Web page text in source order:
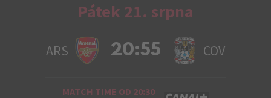
Pátek 21. srpna
ARS 20:55 COV
MATCH TIME OD 20:30